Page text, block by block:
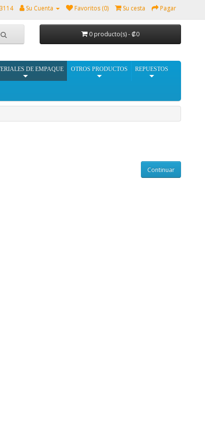
Su Cuenta Favoritos (0) Su cesta Pagar
0 producto(s) - ₡0
DE EMPAQUE OTROS PRODUCTOS REPUESTOS
Continuar